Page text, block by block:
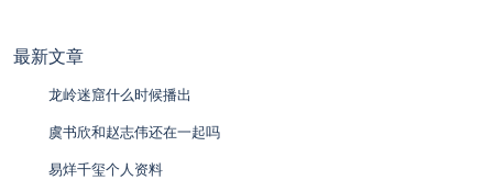
最新文章
龙岭迷窟什么时候播出
虞书欣和赵志伟还在一起吗
易烊千玺个人资料